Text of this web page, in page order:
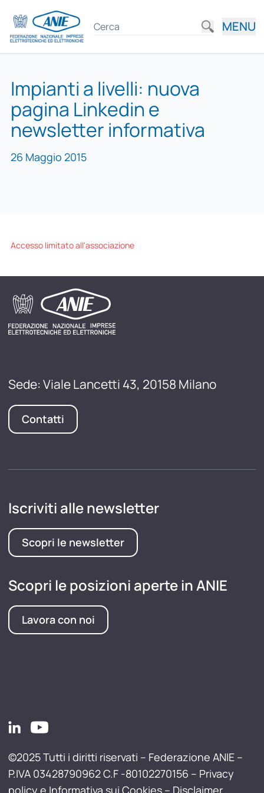
MENU
Impianti a livelli: nuova
pagina Linkedin e
newsletter informativa
26 Maggio 2015
Accesso limitato all'associazione
Sede: Viale Lancetti 43, 20158 Milano
Contatti
Iscriviti alle newsletter
Scopri le newsletter
Scopri le posizioni aperte in ANIE
Lavora con noi
©2025 Tutti i diritti riservati – Federazione ANIE –
P.IVA 03428790962 C.F -80102270156 – Privacy